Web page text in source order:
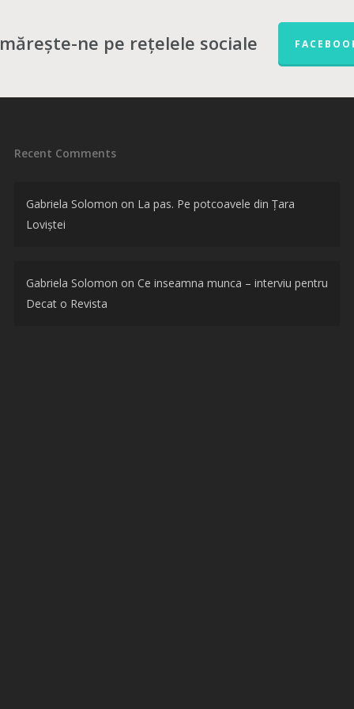
ne pe rețelele sociale
Recent Comments
Gabriela Solomon on La pas. Pe potcoavele din Țara
Loviștei
Gabriela Solomon on Ce inseamna munca – interviu pentru
Decat o Revista